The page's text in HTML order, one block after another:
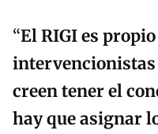
“El RIGI es
creen tener el
hay que asignar